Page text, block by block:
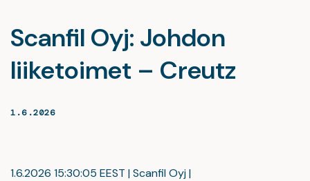
Scanfil Oyj: Johdon
liiketoimet – Creutz
1.6.2026
1.6.2026 15:30:05 EEST | Scanfil Oyj |